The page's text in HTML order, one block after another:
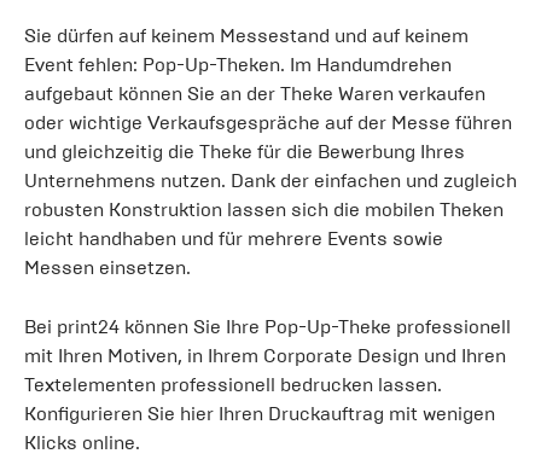
Sie dürfen auf keinem Messestand und auf keinem
Event fehlen: Pop-Up-Theken. Im Handumdrehen
aufgebaut können Sie an der Theke Waren verkaufen
oder wichtige Verkaufsgespräche auf der Messe führen
und gleichzeitig die Theke für die Bewerbung Ihres
Unternehmens nutzen. Dank der einfachen und zugleich
robusten Konstruktion lassen sich die mobilen Theken
leicht handhaben und für mehrere Events sowie
Messen einsetzen.
Bei print24 können Sie Ihre Pop-Up-Theke professionell
mit Ihren Motiven, in Ihrem Corporate Design und Ihren
Textelementen professionell bedrucken lassen.
Konfigurieren Sie hier Ihren Druckauftrag mit wenigen
Klicks online.